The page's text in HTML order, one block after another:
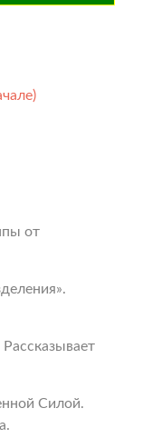
от
Силой.